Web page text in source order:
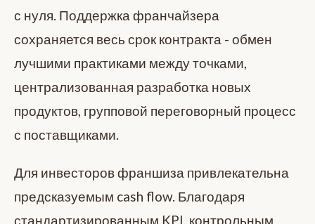
с нуля. Поддержка франчайзера
сохраняется весь срок контракта - обмен
лучшими практиками между точками,
централизованная разработка новых
продуктов, групповой переговорный процесс
с поставщиками.
Для инвесторов франшиза привлекательна
предсказуемым cash flow. Благодаря
стандартизированным KPI, контрольным